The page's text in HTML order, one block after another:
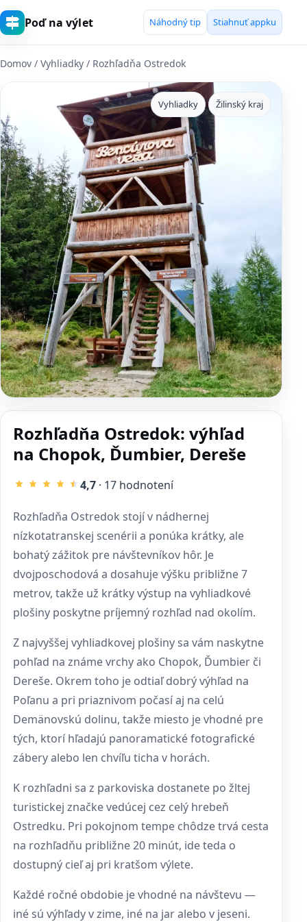
Poď na výlet Náhodný tip Stiahnuť appku
Domov / Vyhliadky / Rozhľadňa Ostredok
Vyhliadky Žilinský kraj
Rozhľadňa Ostredok: výhľad
na Chopok, Ďumbier, Dereše
4,7 · 17 hodnotení
Rozhľadňa Ostredok stojí v nádhernej
nízkotatranskej scenérii a ponúka krátky, ale
bohatý zážitok pre návštevníkov hôr. Je
dvojposchodová a dosahuje výšku približne 7
metrov, takže už krátky výstup na vyhliadkové
plošiny poskytne príjemný rozhľad nad okolím.
Z najvyššej vyhliadkovej plošiny sa vám naskytne
pohľad na známe vrchy ako Chopok, Ďumbier či
Dereše. Okrem toho je odtiaľ dobrý výhľad na
Poľanu a pri priaznivom počasí aj na celú
Demänovskú dolinu, takže miesto je vhodné pre
tých, ktorí hľadajú panoramatické fotografické
zábery alebo len chvíľu ticha v horách.
K rozhľadni sa z parkoviska dostanete po žltej
turistickej značke vedúcej cez celý hrebeň
Ostredku. Pri pokojnom tempe chôdze trvá cesta
na rozhľadňu približne 20 minút, ide teda o
dostupný cieľ aj pri kratšom výlete.
Každé ročné obdobie je vhodné na návštevu —
iné sú výhľady v zime, iné na jar alebo v jeseni.